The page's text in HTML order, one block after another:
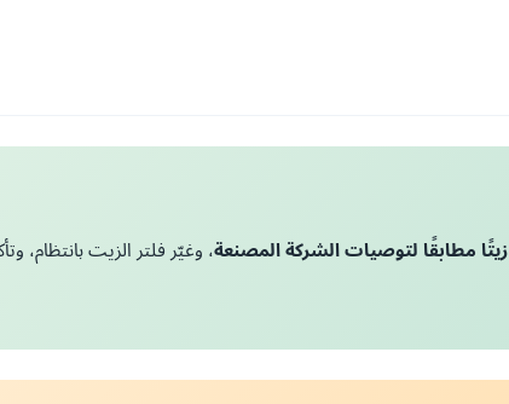
زيتًا مطابقًا لتوصيات الشركة المصنعة، وغيّر فلتر الزيت بانتظام،